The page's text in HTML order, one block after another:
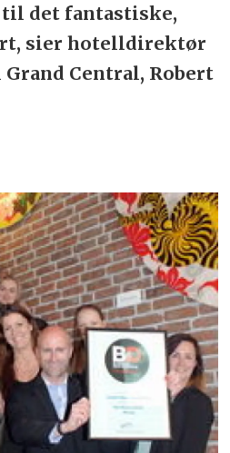
det fantastiske,
sier hotelldirektør
Central, Robert